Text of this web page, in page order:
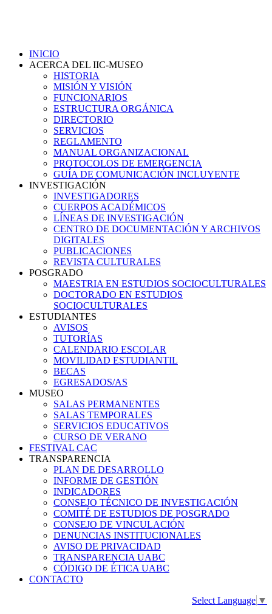
INICIO
ACERCA DEL IIC-MUSEO
HISTORIA
MISIÓN Y VISIÓN
FUNCIONARIOS
ESTRUCTURA ORGÁNICA
DIRECTORIO
SERVICIOS
REGLAMENTO
MANUAL ORGANIZACIONAL
PROTOCOLOS DE EMERGENCIA
GUÍA DE COMUNICACIÓN INCLUYENTE
INVESTIGACIÓN
INVESTIGADORES
CUERPOS ACADÉMICOS
LÍNEAS DE INVESTIGACIÓN
CENTRO DE DOCUMENTACIÓN Y ARCHIVOS
DIGITALES
PUBLICACIONES
REVISTA CULTURALES
POSGRADO
MAESTRIA EN ESTUDIOS SOCIOCULTURALES
DOCTORADO EN ESTUDIOS
SOCIOCULTURALES
ESTUDIANTES
AVISOS
TUTORÍAS
CALENDARIO ESCOLAR
MOVILIDAD ESTUDIANTIL
BECAS
EGRESADOS/AS
MUSEO
SALAS PERMANENTES
SALAS TEMPORALES
SERVICIOS EDUCATIVOS
CURSO DE VERANO
FESTIVAL CAC
TRANSPARENCIA
PLAN DE DESARROLLO
INFORME DE GESTIÓN
INDICADORES
CONSEJO TÉCNICO DE INVESTIGACIÓN
COMITÉ DE ESTUDIOS DE POSGRADO
CONSEJO DE VINCULACIÓN
DENUNCIAS INSTITUCIONALES
AVISO DE PRIVACIDAD
TRANSPARENCIA UABC
CÓDIGO DE ÉTICA UABC
CONTACTO
Select Language ▼